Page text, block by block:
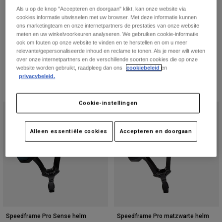
Broeken
Korte broeken
Jassen
Handschoenen
Brillen
Sokken
Accessoires
Onderdelen
Broeken
Handschoenen
Jassen
Sokken
Tassen & Accessoires
Spare parts
Overhemden
Alles bekijken
Women
T-Shirts & Tops
Jassen
Leggings & Broeken
Shirts
Alles bekijken
Beschermers
Brillen
Socks
Alles bekijken
Moto
Shirts
Boots
Beschermers
Need help choosing a helmet?
Check out our helmet finder.
View Helmet Guide
3 resultaten Filteren & Sorteren
Speedframe Pro Sense helm Speedframe Pro matzwarte helm
Als u op de knop "Accepteren en doorgaan" klikt, kan onze website via
cookies informatie uitwisselen met uw browser. Met deze informatie kunnen
ons marketingteam en onze internetpartners de prestaties van onze website
meten en uw winkelvoorkeuren analyseren. We gebruiken cookie-informatie
ook om fouten op onze website te vinden en te herstellen en om u meer
relevante/gepersonaliseerde inhoud en reclame te tonen. Als je meer wilt weten
over onze internetpartners en de verschillende soorten cookies die op onze
website worden gebruikt, raadpleeg dan ons
cookiebeleid en
privacybeleid.
Cookie-instellingen
Alleen essentiële cookies Accepteren en doorgaan